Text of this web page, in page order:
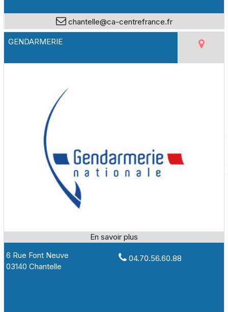
chantelle@ca-centrefrance.fr
GENDARMERIE
6 Rue Font Neuve
03140 Chantelle
04.70.56.60.88